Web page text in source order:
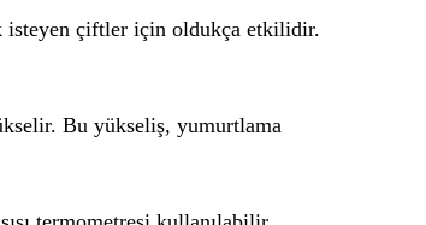
isteyen çiftler için oldukça etkilidir.
Bu yükseliş, yumurtlama